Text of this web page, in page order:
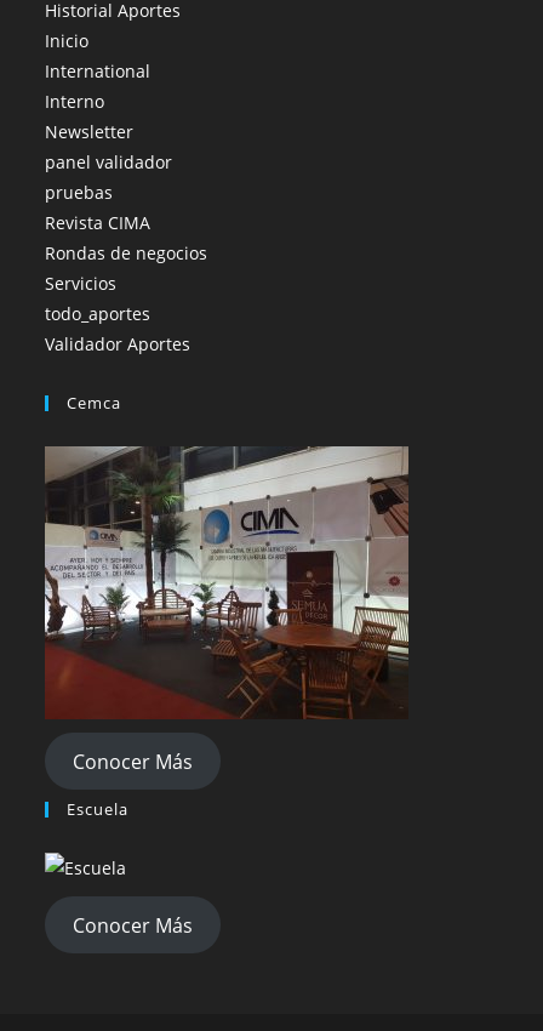
Historial Aportes
Inicio
International
Interno
Newsletter
panel validador
pruebas
Revista CIMA
Rondas de negocios
Servicios
todo_aportes
Validador Aportes
Cemca
Conocer Más
Escuela
Conocer Más